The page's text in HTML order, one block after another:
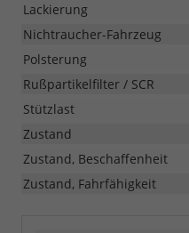
Lackierung
Nichtraucher-Fahrzeug
Polsterung
Rußpartikelfilter / SCR
Stützlast
Zustand
Zustand, Beschaffenheit
Zustand, Fahrfähigkeit